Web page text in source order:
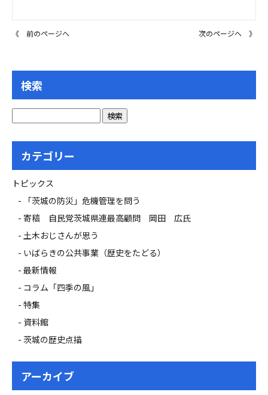
《 前のページへ 次のページへ 》
検索
カテゴリー
トピックス
「茨城の防災」危機管理を問う
寄稿 自民党茨城県連最高顧問 岡田 広氏
土木おじさんが思う
いばらきの公共事業（歴史をたどる）
最新情報
コラム「四季の風」
特集
資料館
茨城の歴史点描
アーカイブ